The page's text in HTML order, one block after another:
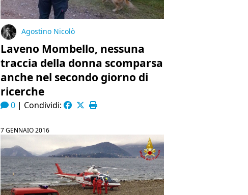
Agostino Nicolò
Laveno Mombello, nessuna
traccia della donna scomparsa
anche nel secondo giorno di
ricerche
0| Condividi:
7 GENNAIO 2016